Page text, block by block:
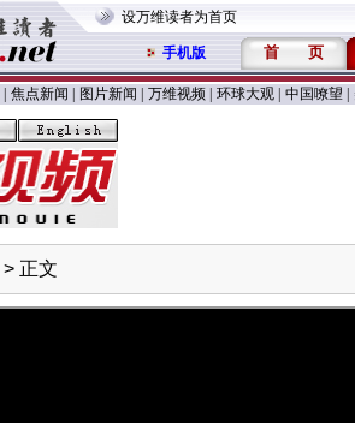
设万维读者为首页
手机版 首 页
焦点新闻 图片新闻 万维视频 环球大观 中国嘹望
> 正文